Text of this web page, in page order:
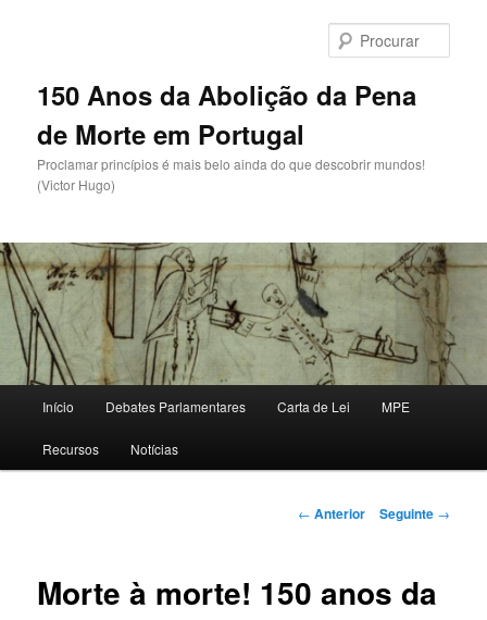
primário150 Anos da Abolição da Pena
de Morte em Portugal
Proclamar princípios é mais belo ainda do que descobrir mundos!
(Victor Hugo)
principal
Início Debates Parlamentares Carta de Lei MPE
Recursos Notícias
Navegação
← Anterior Seguinte →
Morte à morte! 150 anos da